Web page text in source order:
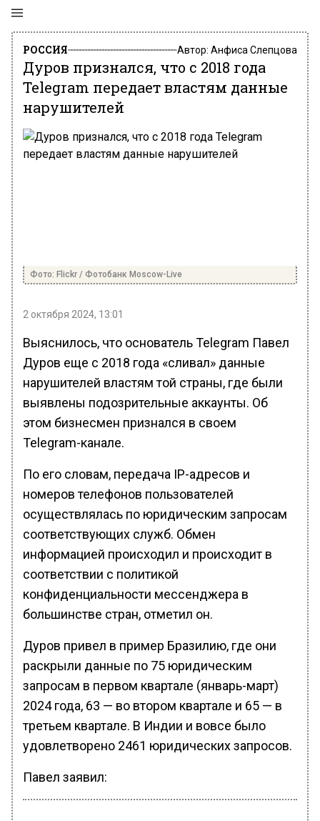
РОССИЯ Автор: Анфиса Слепцова
Дуров признался, что с 2018 года
Telegram передает властям данные
нарушителей
Фото: Flickr / Фотобанк Moscow-Live
2 октября 2024, 13:01
Выяснилось, что основатель Telegram Павел
Дуров еще с 2018 года «сливал» данные
нарушителей властям той страны, где были
выявлены подозрительные аккаунты. Об
этом бизнесмен признался в своем
Telegram-канале.
По его словам, передача IP-адресов и
номеров телефонов пользователей
осуществлялась по юридическим запросам
соответствующих служб. Обмен
информацией происходил и происходит в
соответствии с политикой
конфиденциальности мессенджера в
большинстве стран, отметил он.
Дуров привел в пример Бразилию, где они
раскрыли данные по 75 юридическим
запросам в первом квартале (январь-март)
2024 года, 63 — во втором квартале и 65 — в
третьем квартале. В Индии и вовсе было
удовлетворено 2461 юридических запросов.
Павел заявил: